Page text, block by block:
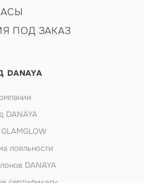
ПОД ЗАКАЗ
DANAYA
DANAYA
лояльности
DANAYA